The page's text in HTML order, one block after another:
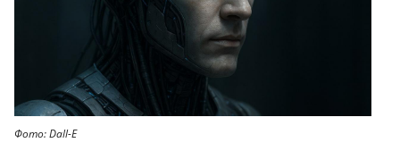
Фото: Dall-E